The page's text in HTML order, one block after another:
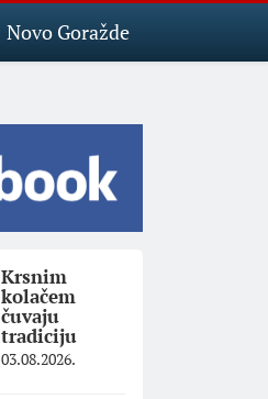
Novo Goražde
Krsnim
kolačem
čuvaju
tradiciju
03.08.2026.